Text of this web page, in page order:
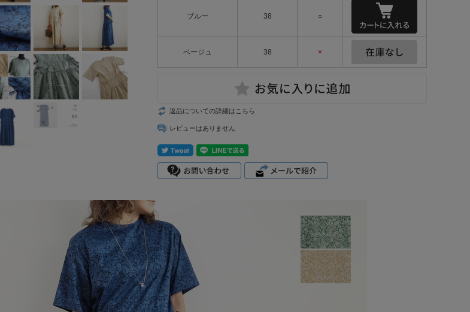
MIDIUMISOL
ID
mizuiro ind
mononogu
Munic
ramble dance
REN
sosotto
ブルー 38 ○
ベージュ 38 ×
返品についての詳細はこちら
レビューはありません